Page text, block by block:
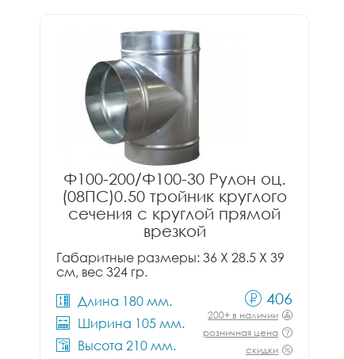
Ф100-200/Ф100-30 Рулон оц.
(08ПС)0.50 тройник круглого
сечения с круглой прямой
врезкой
Габаритные размеры: 36 X 28.5 X 39
см, вес 324 гр.
Длина 180 мм.
Ширина 105 мм.
Высота 210 мм.
406
200+ в наличии
розничная цена
скидки